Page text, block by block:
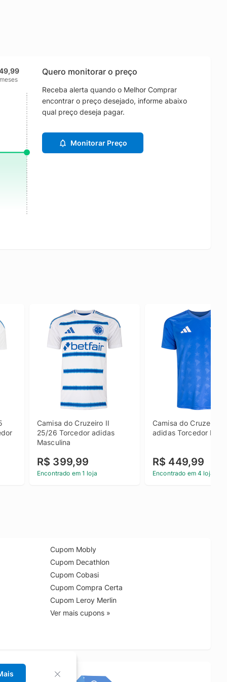
Quero monitorar o preço
Receba alerta quando o Melhor Comprar
encontrar o preço desejado, informe abaixo
qual preço deseja pagar.
Monitorar Preço
Camisa do Cruzeiro II
25/26 Torcedor adidas
Masculina
R$ 399,99
Encontrado em 1 loja
Camisa do Cruzeiro I
adidas Torcedor
R$ 449,99
Encontrado em 4 lojas
Cupom Mobly
Cupom Decathlon
Cupom Cobasi
Cupom Compra Certa
Cupom Leroy Merlin
Ver mais cupons »